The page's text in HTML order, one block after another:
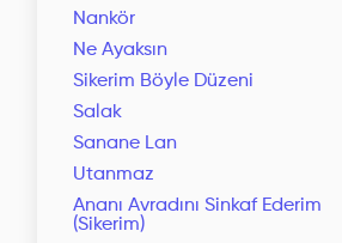
Nankör
Ne Ayaksın
Sikerim Böyle Düzeni
Salak
Sanane Lan
Utanmaz
Ananı Avradını Sinkaf Ederim
(Sikerim)